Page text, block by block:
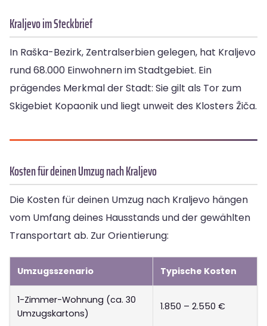
Kraljevo im Steckbrief
In Raška-Bezirk, Zentralserbien gelegen, hat Kraljevo
rund 68.000 Einwohnern im Stadtgebiet. Ein
prägendes Merkmal der Stadt: Sie gilt als Tor zum
Skigebiet Kopaonik und liegt unweit des Klosters Žiča.
Kosten für deinen Umzug nach Kraljevo
Die Kosten für deinen Umzug nach Kraljevo hängen
vom Umfang deines Hausstands und der gewählten
Transportart ab. Zur Orientierung:
Umzugsszenario Typische Kosten
1-Zimmer-Wohnung (ca. 30
Umzugskartons)
1.850 – 2.550 €